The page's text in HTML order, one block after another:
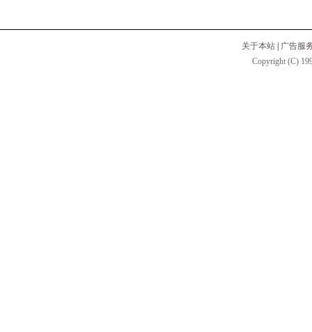
关于本站
广告服
Copyright (C)